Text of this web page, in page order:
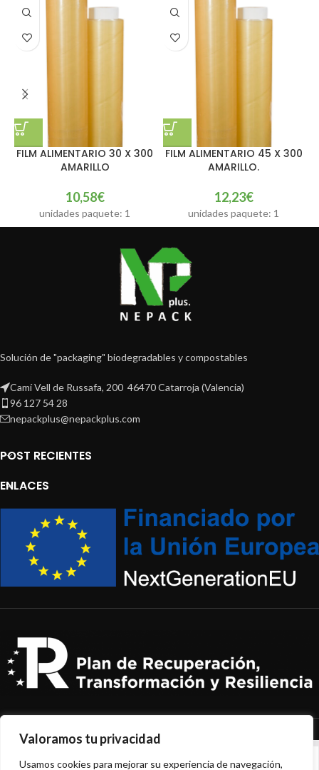
Valoramos tu privacidad
Usamos cookies para mejorar su experiencia de navegación,
FILM ALIMENTARIO 30 X 300
AMARILLO
10,58€
unidades paquete: 1
FILM ALIMENTARIO 45 X 300
AMARILLO.
12,23€
unidades paquete: 1
Solución de "packaging" biodegradables y compostables
Camí Vell de Russafa, 200 46470 Catarroja (Valencia)
96 127 54 28
nepackplus@nepackplus.com
POST RECIENTES
ENLACES